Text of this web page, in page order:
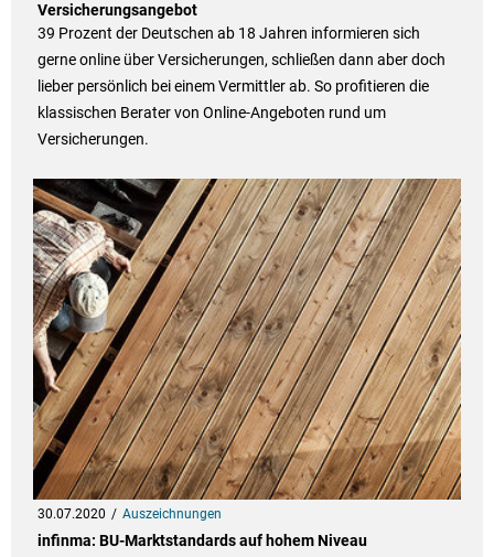
Versicherungsangebot
39 Prozent der Deutschen ab 18 Jahren informieren sich
gerne online über Versicherungen, schließen dann aber doch
lieber persönlich bei einem Vermittler ab. So profitieren die
klassischen Berater von Online-Angeboten rund um
Versicherungen.
30.07.2020 Auszeichnungen
infinma: BU-Marktstandards auf hohem Niveau